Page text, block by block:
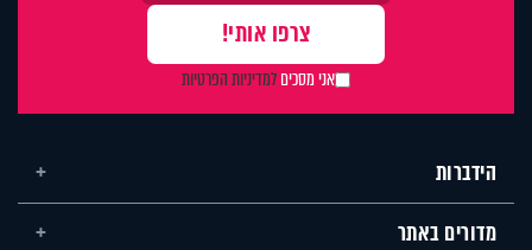
אני מסכיםלמדיניות הפרטיות
הידברות
מדורים באתר